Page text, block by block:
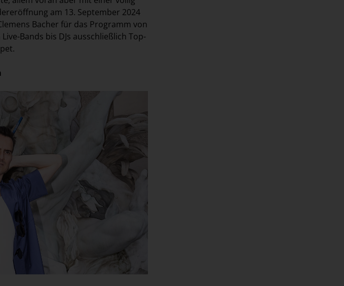
am 13. September 2024
Bacher für das Programm von
Bands bis DJs ausschließlich Top-